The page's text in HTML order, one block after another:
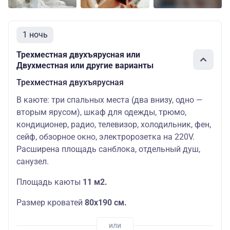
1 ночь
Трехместная двухъярусная или
Двухместная или другие варианты
Трехместная двухъярусная
В каюте: три спальных места (два внизу, одно —
вторым ярусом), шкаф для одежды, трюмо,
кондиционер, радио, телевизор, холодильник, фен,
сейф, обзорное окно, электророзетка на 220V.
Расширена площадь санблока, отдельный душ,
санузел.
Площадь каюты 11 м2.
Размер кроватей 80х190 см.